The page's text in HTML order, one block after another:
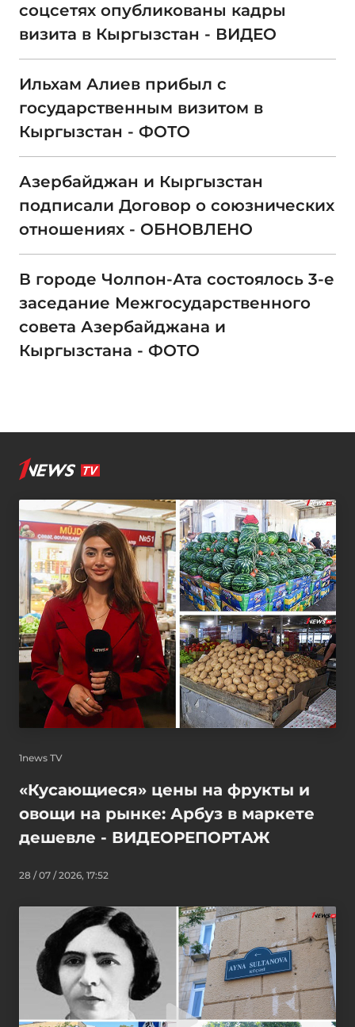
соцсетях опубликованы кадры
визита в Кыргызстан - ВИДЕО
Ильхам Алиев прибыл с
государственным визитом в
Кыргызстан - ФОТО
Азербайджан и Кыргызстан
подписали Договор о союзнических
отношениях - ОБНОВЛЕНО
В городе Чолпон-Ата состоялось 3-е
заседание Межгосударственного
совета Азербайджана и
Кыргызстана - ФОТО
1news TV
«Кусающиеся» цены на фрукты и
овощи на рынке: Арбуз в маркете
дешевле - ВИДЕОРЕПОРТАЖ
28 / 07 / 2026, 17:52